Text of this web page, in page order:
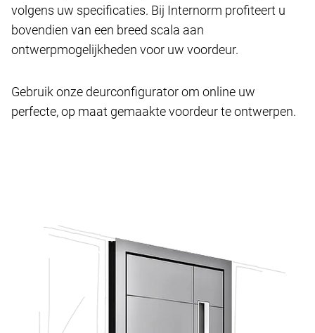
volgens uw specificaties. Bij Internorm profiteert u
bovendien van een breed scala aan
ontwerpmogelijkheden voor uw voordeur.
Gebruik onze deurconfigurator om online uw
perfecte, op maat gemaakte voordeur te ontwerpen.